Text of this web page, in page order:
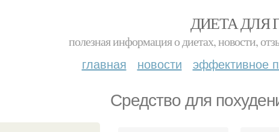
ДИЕТА ДЛЯ
полезная информация о диетах, новости,
главная новости эффективное
Средство для